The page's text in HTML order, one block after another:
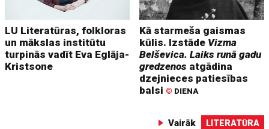
LU Literatūras, folkloras
un mākslas institūtu
turpinās vadīt Eva Eglāja-
Kristsone
Kā starmeša gaismas
kūlis. Izstāde Vizma
Belševica. Laiks runā gadu
gredzenos atgādina
dzejnieces patiesības
balsi © DIENA
Vairāk LITERATŪRA